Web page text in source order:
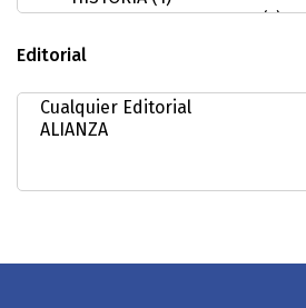
Editorial